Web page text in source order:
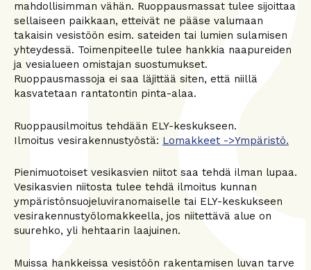
mahdollisimman vähän. Ruoppausmassat tulee sijoittaa
sellaiseen paikkaan, etteivät ne pääse valumaan
takaisin vesistöön esim. sateiden tai lumien sulamisen
yhteydessä. Toimenpiteelle tulee hankkia naapureiden
ja vesialueen omistajan suostumukset.
Ruoppausmassoja ei saa läjittää siten, että niillä
kasvatetaan rantatontin pinta-alaa.
Ruoppausilmoitus tehdään ELY-keskukseen.
Ilmoitus vesirakennustyöstä: Lomakkeet ->Ympäristö.
Pienimuotoiset vesikasvien niitot saa tehdä ilman lupaa.
Vesikasvien niitosta tulee tehdä ilmoitus kunnan
ympäristönsuojeluviranomaiselle tai ELY-keskukseen
vesirakennustyölomakkeella, jos niitettävä alue on
suurehko, yli hehtaarin laajuinen.
Muissa hankkeissa vesistöön rakentamisen luvan tarve